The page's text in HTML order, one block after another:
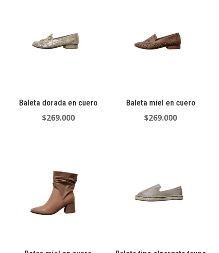
Baleta dorada en cuero
$269.000
Baleta miel en cuero
$269.000